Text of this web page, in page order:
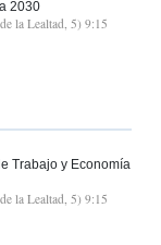
2030
la Lealtad, 5) 9:15
Trabajo y Economía
la Lealtad, 5) 9:15